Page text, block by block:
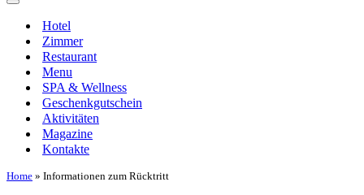
Navigationsmenü
Hotel
Zimmer
Restaurant
Menu
SPA & Wellness
Geschenkgutschein
Aktivitäten
Magazine
Kontakte
Home » Informationen zum Rücktritt